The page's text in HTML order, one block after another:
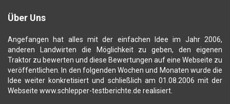
Über Uns
Angefangen hat alles mit der einfachen Idee im Jahr 2006,
anderen Landwirten die Möglichkeit zu geben, den eigenen
Traktor zu bewerten und diese Bewertungen auf eine Webseite zu
veröffentlichen. In den folgenden Wochen und Monaten wurde die
Idee weiter konkretisiert und schließlich am 01.08.2006 mit der
Webseite www.schlepper-testberichte.de realisiert.